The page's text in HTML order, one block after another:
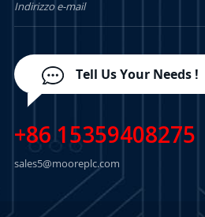
Tell Us Your Needs !
+86 15359408275
sales5@mooreplc.com